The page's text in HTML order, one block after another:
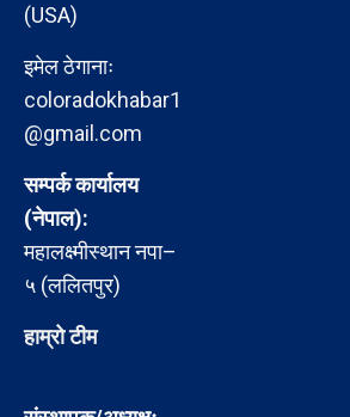
(USA)
इमेल ठेगानाः
coloradokhabar1
@gmail.com
सम्पर्क कार्यालय
(नेपाल):
महालक्ष्मीस्थान नपा–
५ (ललितपुर)
हाम्रो टीम